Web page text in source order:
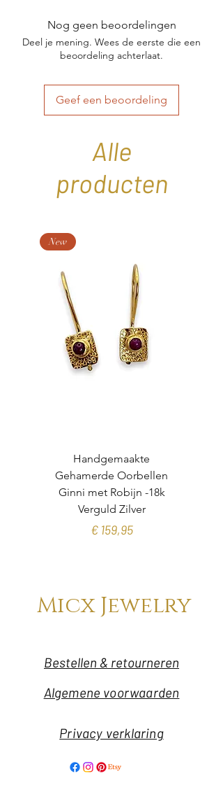
elegant, solide en geschikt voor
dagelijks gebruik.
variëren van 2 tot 16 weken. Zie ook "Op
maat gemaakt".
Nog geen beoordelingen
Deel je mening. Wees de eerste die een
beoordeling achterlaat.
Geef een beoordeling
Alle
producten
New
Handgemaakte
Gehamerde Oorbellen
Ginni met Robijn -18k
Verguld Zilver
Prijs
€ 159,95
Micx Jewelry
Bestellen & retourneren
Algemene voorwaarden
Privacy verklaring